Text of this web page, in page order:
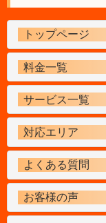
トップページ
料金一覧
サービス一覧
対応エリア
よくある質問
お客様の声